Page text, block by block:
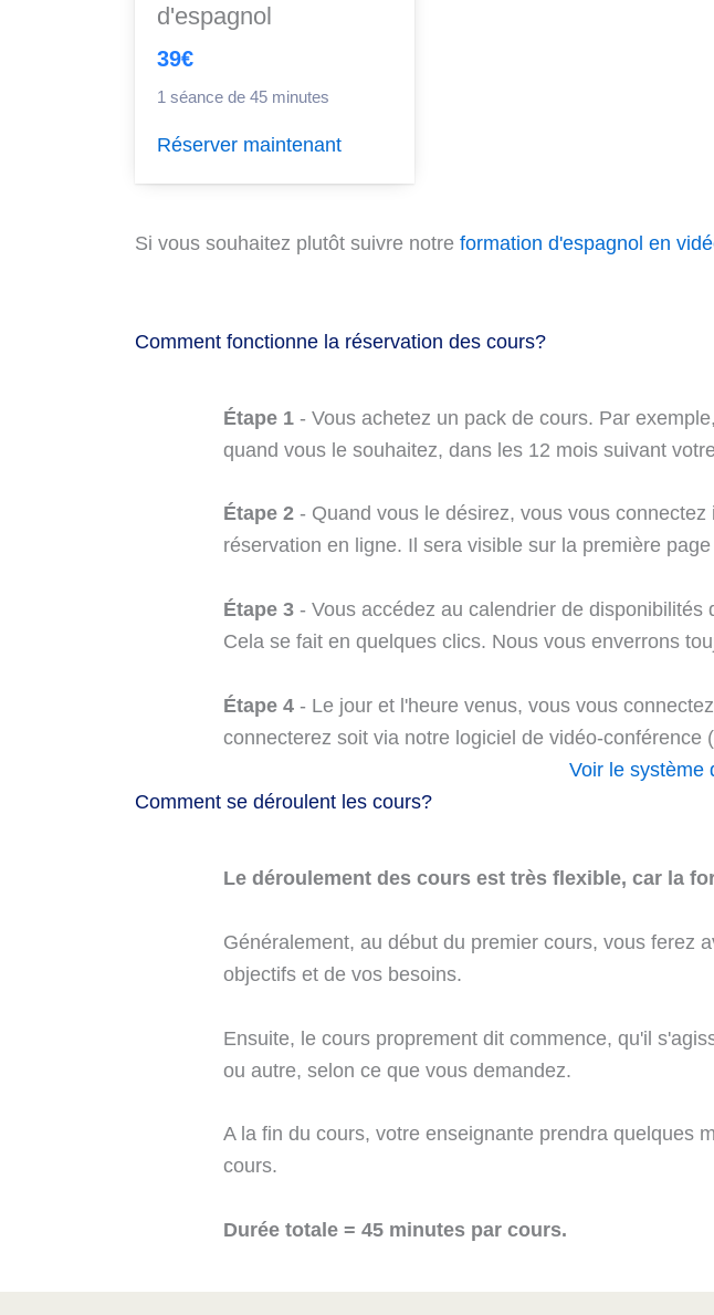
d'espagnol
39€
1 séance de 45 minutes
Réserver maintenant
Si vous souhaitez plutôt suivre notre formation d'espagnol en
Comment fonctionne la réservation des cours?
Étape 1 - Vous achetez un pack de cours. Par
quand vous le souhaitez, dans les 12 mois suivant
Étape 2 - Quand vous le désirez, vous vous
réservation en ligne. Il sera visible sur la première
Étape 3 - Vous accédez au calendrier de
Cela se fait en quelques clics. Nous vous enverrons
Étape 4 - Le jour et l'heure venus, vous vous
connecterez soit via notre logiciel de vidéo-
Voir le système
Comment se déroulent les cours?
Le déroulement des cours est très flexible, car la
Généralement, au début du premier cours, vous ferez
objectifs et de vos besoins.
Ensuite, le cours proprement dit commence, qu'il
ou autre, selon ce que vous demandez.
A la fin du cours, votre enseignante prendra quelques
cours.
Durée totale = 45 minutes par cours.